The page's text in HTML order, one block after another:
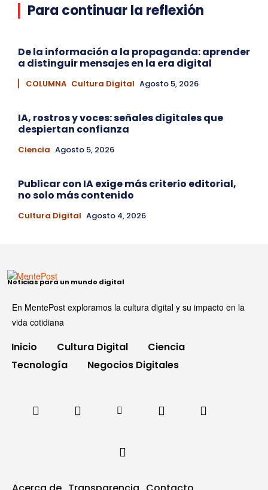
Para continuar la reflexión
De la información a la propaganda: aprender
a distinguir mensajes en la era digital
▏ COLUMNA Cultura Digital Agosto 5, 2026
IA, rostros y voces: señales digitales que
despiertan confianza
Ciencia Agosto 5, 2026
Publicar con IA exige más criterio editorial,
no solo más contenido
Cultura Digital Agosto 4, 2026
Noticias para un mundo digital
En MentePost exploramos la cultura digital y su impacto en la
vida cotidiana
Inicio Cultura Digital
Ciencia
Tecnología
Negocios Digitales